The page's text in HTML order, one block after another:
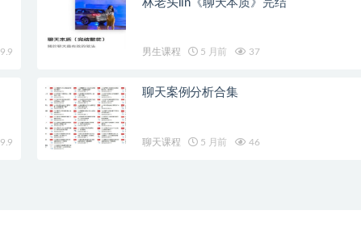
9.9
林老头lin《聊天本质》完结
男生课程 5 月前 37
9.9
聊天案例分析合集
聊天课程 5 月前 46